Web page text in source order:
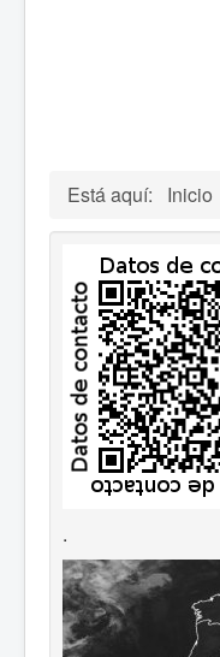
Está aquí: Inicio
.